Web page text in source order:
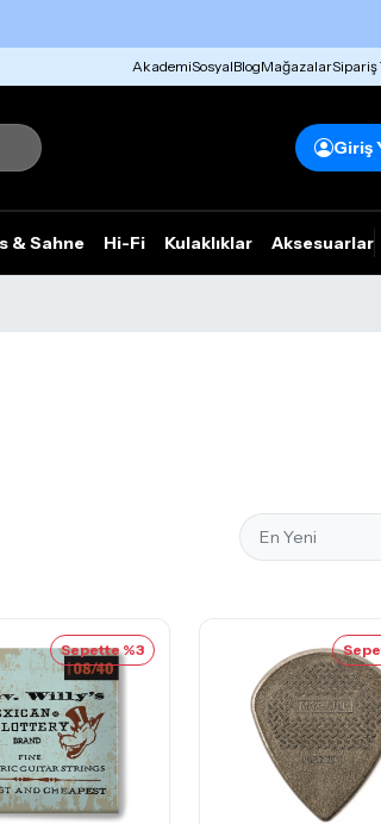
AkademiSosyalBlogMağazalarSipariş
Giriş
& Sahne Hi-Fi Kulaklıklar Aksesuarlar
Sepette %3